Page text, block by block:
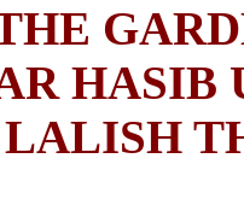
HASIB
LALISH